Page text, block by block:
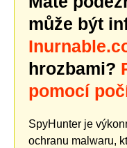
může být
hrozbami?
pomocí
SpyHunter je
ochranu malwaru,